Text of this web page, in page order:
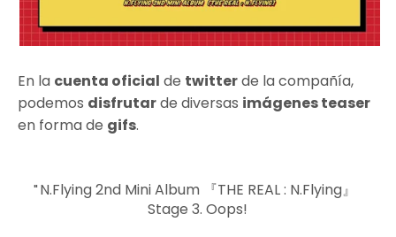
En la cuenta oficial de twitterde la compañía,
podemos disfrutarde diversas imágenes teaser
en forma de gifs.
N.Flying 2nd Mini Album 『THE REAL : N.Flying』
Stage 3. Oops!